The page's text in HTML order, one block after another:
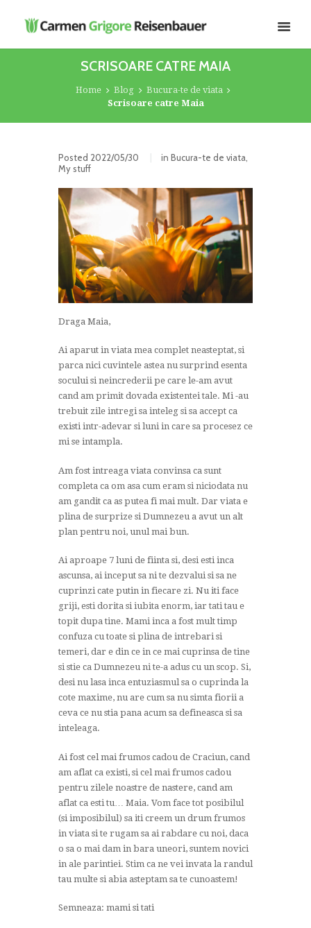
SCRISOARE CATRE MAIA
Home Blog
Bucura-te de viata
Scrisoare catre Maia
Posted 2022/05/30 in Bucura-te de viata,
My stuff
Draga Maia,
Ai aparut in viata mea complet neasteptat, si
parca nici cuvintele astea nu surprind esenta
socului si neincrederii pe care le-am avut
cand am primit dovada existentei tale. Mi -au
trebuit zile intregi sa inteleg si sa accept ca
existi intr-adevar si luni in care sa procesez ce
mi se intampla.
Am fost intreaga viata convinsa ca sunt
completa ca om asa cum eram si niciodata nu
am gandit ca as putea fi mai mult. Dar viata e
plina de surprize si Dumnezeu a avut un alt
plan pentru noi, unul mai bun.
Ai aproape 7 luni de fiinta si, desi esti inca
ascunsa, ai inceput sa ni te dezvalui si sa ne
cuprinzi cate putin in fiecare zi. Nu iti face
griji, esti dorita si iubita enorm, iar tati tau e
topit dupa tine. Mami inca a fost mult timp
confuza cu toate si plina de intrebari si
temeri, dar e din ce in ce mai cuprinsa de tine
si stie ca Dumnezeu ni te-a adus cu un scop. Si,
desi nu lasa inca entuziasmul sa o cuprinda la
cote maxime, nu are cum sa nu simta fiorii a
ceva ce nu stia pana acum sa defineasca si sa
inteleaga.
Ai fost cel mai frumos cadou de Craciun, cand
am aflat ca existi, si cel mai frumos cadou
pentru zilele noastre de nastere, cand am
aflat ca esti tu… Maia. Vom face tot posibilul
(si imposibilul) sa iti creem un drum frumos
in viata si te rugam sa ai rabdare cu noi, daca
o sa o mai dam in bara uneori, suntem novici
in ale parintiei. Stim ca ne vei invata la randul
tau multe si abia asteptam sa te cunoastem!
Semneaza: mami si tati